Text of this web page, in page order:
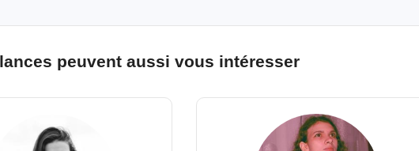
peuvent aussi vous intéresser